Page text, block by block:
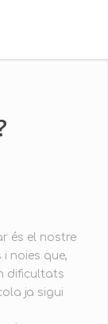
és el nostre
noies que,
dificultats
ja sigui